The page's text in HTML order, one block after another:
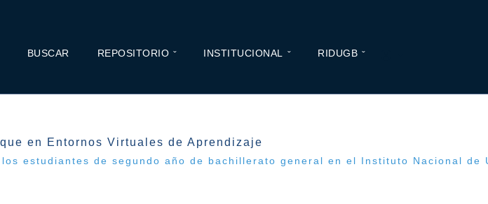
BUSCAR REPOSITORIO INSTITUCIONAL RIDUGB
en Entornos Virtuales de Aprendizaje
estudiantes de segundo año de bachillerato general en el Instituto Nacional de